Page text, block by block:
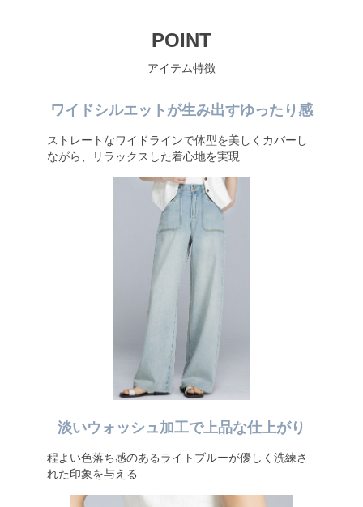
POINT
アイテム特徴
ワイドシルエットが生み出すゆったり感
ストレートなワイドラインで体型を美しくカバーし
ながら、リラックスした着心地を実現
淡いウォッシュ加工で上品な仕上がり
程よい色落ち感のあるライトブルーが優しく洗練さ
れた印象を与える